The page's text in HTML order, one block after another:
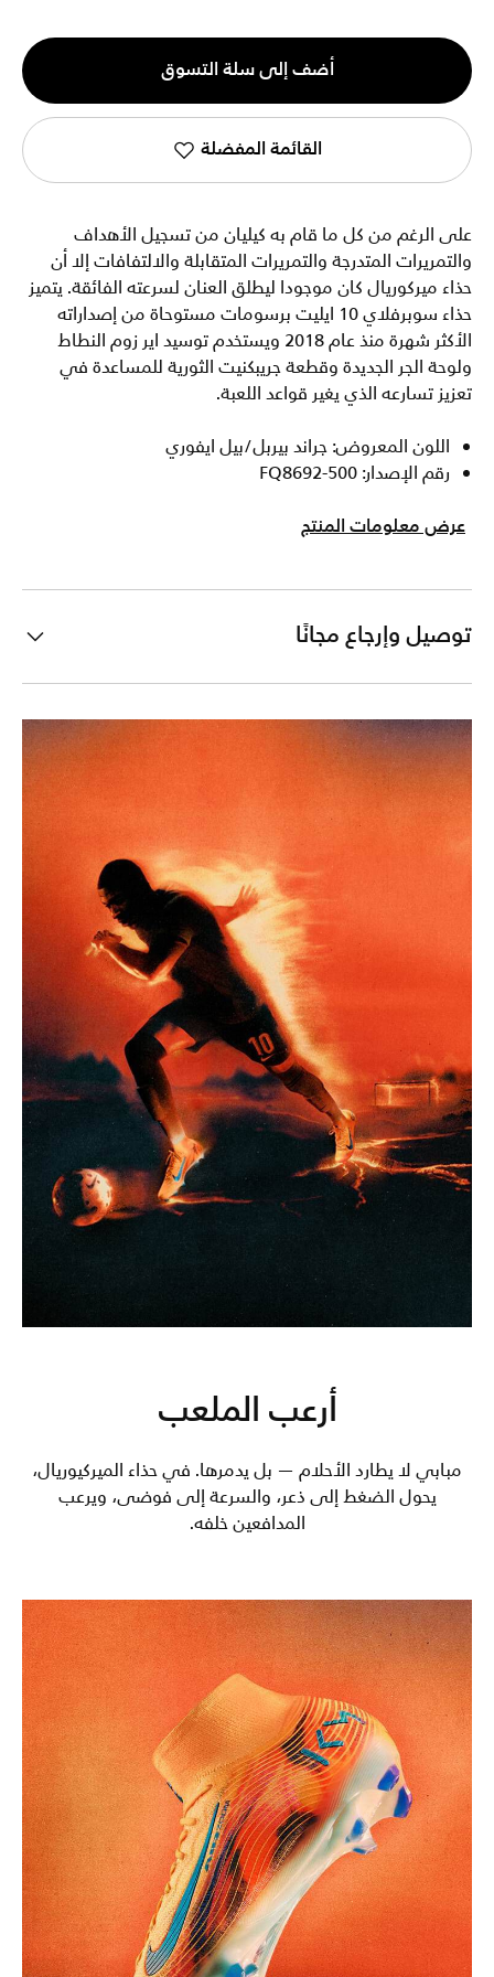
الكمية
1
أضف إلى سلة التسوق
القائمة المفضلة
على الرغم من كل ما قام به كيليان من تسجيل الأهداف
والتمريرات المتدرجة والتمريرات المتقابلة والالتفافات إلا أن
حذاء ميركوريال كان موجودا ليطلق العنان لسرعته الفائقة. يتميز
حذاء سوبرفلاي 10 ايليت برسومات مستوحاة من إصداراته
الأكثر شهرة منذ عام 2018 ويستخدم توسيد اير زوم النطاط
ولوحة الجر الجديدة وقطعة جريبكنيت الثورية للمساعدة في
تعزيز تسارعه الذي يغير قواعد اللعبة.
اللون المعروض: جراند بيربل/بيل ايفوري
رقم الإصدار: FQ8692-500
عرض معلومات المنتج
توصيل وإرجاع مجانًا
أرعب الملعب
مبابي لا يطارد الأحلام — بل يدمرها. في حذاء الميركيوريال،
يحول الضغط إلى ذعر، والسرعة إلى فوضى، ويرعب
المدافعين خلفه.